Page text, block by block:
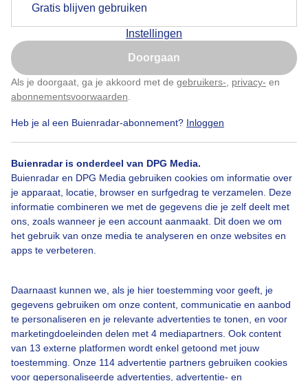
Gratis blijven gebruiken
Instellingen
Doorgaan
Als je doorgaat, ga je akkoord met de gebruikers- privacy- en
abonnementsvoorwaarden
Heb je al een Buienradar-abonnement? Inloggen
Buienradar is onderdeel van DPG Media.
Buienradar en DPG Media gebruiken cookies om informatie over
je apparaat, locatie, browser en surfgedrag te verzamelen. Deze
informatie combineren we met de gegevens die je zelf deelt met
ons, zoals wanneer je een account aanmaakt. Dit doen we om
het gebruik van onze media te analyseren en onze websites en
apps te verbeteren.
Daarnaast kunnen we, als je hier toestemming voor geeft, je
gegevens gebruiken om onze content, communicatie en aanbod
te personaliseren en je relevante advertenties te tonen, en voor
marketingdoeleinden delen met 4 mediapartners. Ook content
van 13 externe platformen wordt enkel getoond met jouw
toestemming. Onze 114 advertentie partners gebruiken cookies
voor gepersonaliseerde advertenties, advertentie- en
Over Buienradar
Contact
Gebruikersvoorwaarden
Adverteren
Buienradar Team
Privacy beleid
Cookie beleid
@BuienradarBE
Buienradar
Buienradar
Nu niet, misschien later
Klik hierom dit aan te passen